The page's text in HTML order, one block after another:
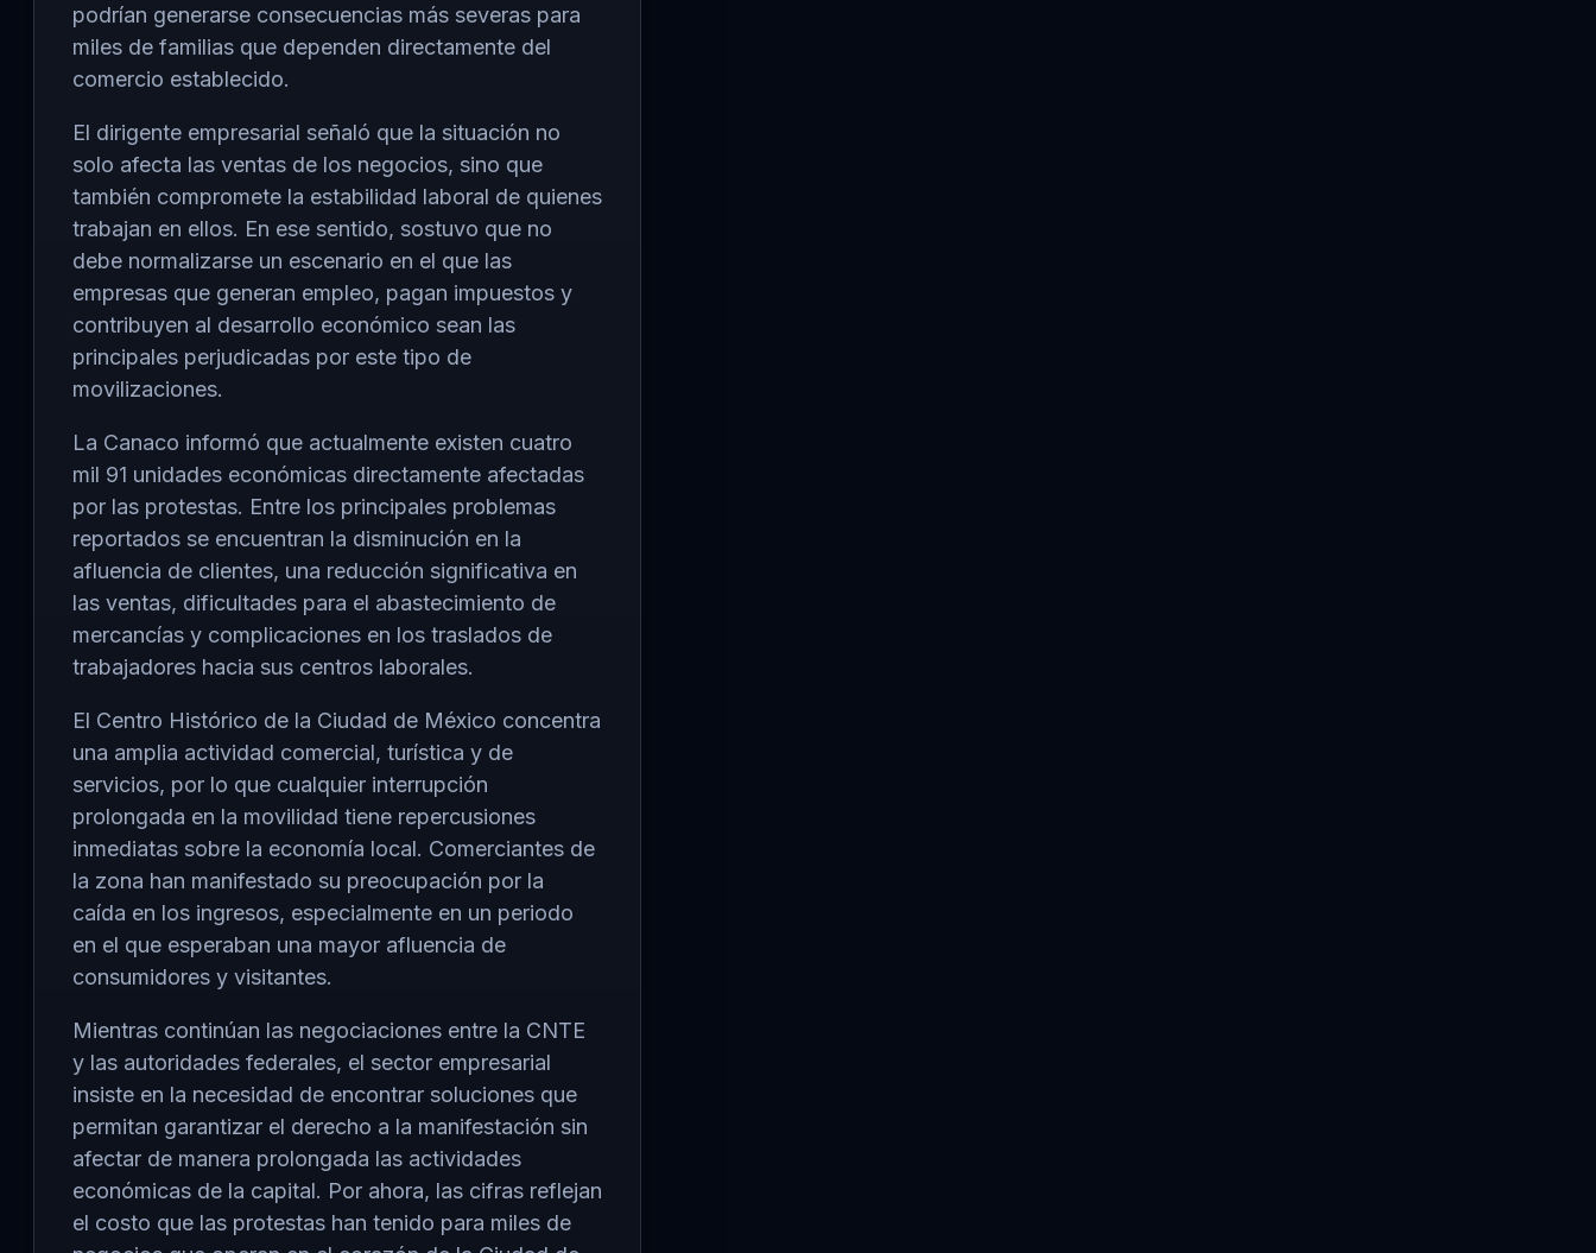
podrían generarse consecuencias más severas para
miles de familias que dependen directamente del
comercio establecido.
El dirigente empresarial señaló que la situación no
solo afecta las ventas de los negocios, sino que
también compromete la estabilidad laboral de quienes
trabajan en ellos. En ese sentido, sostuvo que no
debe normalizarse un escenario en el que las
empresas que generan empleo, pagan impuestos y
contribuyen al desarrollo económico sean las
principales perjudicadas por este tipo de
movilizaciones.
La Canaco informó que actualmente existen cuatro
mil 91 unidades económicas directamente afectadas
por las protestas. Entre los principales problemas
reportados se encuentran la disminución en la
afluencia de clientes, una reducción significativa en
las ventas, dificultades para el abastecimiento de
mercancías y complicaciones en los traslados de
trabajadores hacia sus centros laborales.
El Centro Histórico de la Ciudad de México concentra
una amplia actividad comercial, turística y de
servicios, por lo que cualquier interrupción
prolongada en la movilidad tiene repercusiones
inmediatas sobre la economía local. Comerciantes de
la zona han manifestado su preocupación por la
caída en los ingresos, especialmente en un periodo
en el que esperaban una mayor afluencia de
consumidores y visitantes.
Mientras continúan las negociaciones entre la CNTE
y las autoridades federales, el sector empresarial
insiste en la necesidad de encontrar soluciones que
permitan garantizar el derecho a la manifestación sin
afectar de manera prolongada las actividades
económicas de la capital. Por ahora, las cifras reflejan
el costo que las protestas han tenido para miles de